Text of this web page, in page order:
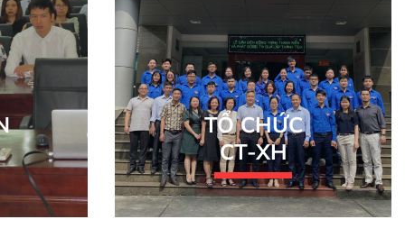
TỔ CHỨC
CT-XH